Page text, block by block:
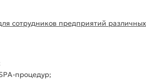
сотрудников предприятий
процедур;